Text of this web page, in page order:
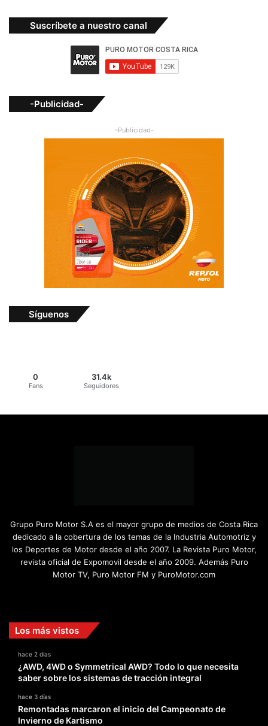
Suscríbete a nuestro canal
-Publicidad-
-Publicidad-
Síguenos
0
Fans
31.4k
Seguidores
Grupo Puro Motor S.A es el mayor grupo de medios de Costa Rica
dedicado a la cobertura de los temas de la Industria Automotriz y
los Deportes de Motor desde el año 2007. La Revista Puro Motor,
revista oficial de Expomovil desde el año 2009. Además Puro
Motor TV, Puro Motor FM y PuroMotor.com
Los más vistos
hace 2 días
¿AWD, 4WD o Symmetrical AWD? Todo lo que necesita
saber sobre los sistemas de tracción integral
hace 3 días
Remontadas marcaron el inicio del Campeonato de
Invierno de Kartismo